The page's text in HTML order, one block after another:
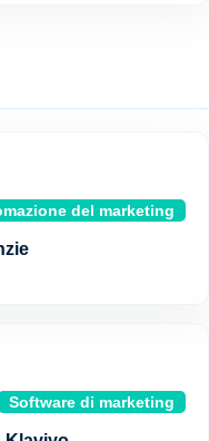
del marketing
Software di marketing